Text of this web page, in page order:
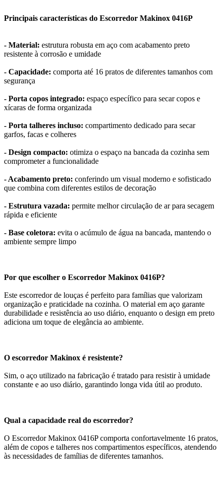
Principais características do Escorredor Makinox 0416P
- Material: estrutura robusta em aço com acabamento preto
resistente à corrosão e umidade
- Capacidade: comporta até 16 pratos de diferentes tamanhos com
segurança
- Porta copos integrado: espaço específico para secar copos e
xícaras de forma organizada
- Porta talheres incluso: compartimento dedicado para secar
garfos, facas e colheres
- Design compacto: otimiza o espaço na bancada da cozinha sem
comprometer a funcionalidade
- Acabamento preto: conferindo um visual moderno e sofisticado
que combina com diferentes estilos de decoração
- Estrutura vazada: permite melhor circulação de ar para secagem
rápida e eficiente
- Base coletora: evita o acúmulo de água na bancada, mantendo o
ambiente sempre limpo
Por que escolher o Escorredor Makinox 0416P?
Este escorredor de louças é perfeito para famílias que valorizam
organização e praticidade na cozinha. O material em aço garante
durabilidade e resistência ao uso diário, enquanto o design em preto
adiciona um toque de elegância ao ambiente.
O escorredor Makinox é resistente?
Sim, o aço utilizado na fabricação é tratado para resistir à umidade
constante e ao uso diário, garantindo longa vida útil ao produto.
Qual a capacidade real do escorredor?
O Escorredor Makinox 0416P comporta confortavelmente 16 pratos,
além de copos e talheres nos compartimentos específicos, atendendo
às necessidades de famílias de diferentes tamanhos.